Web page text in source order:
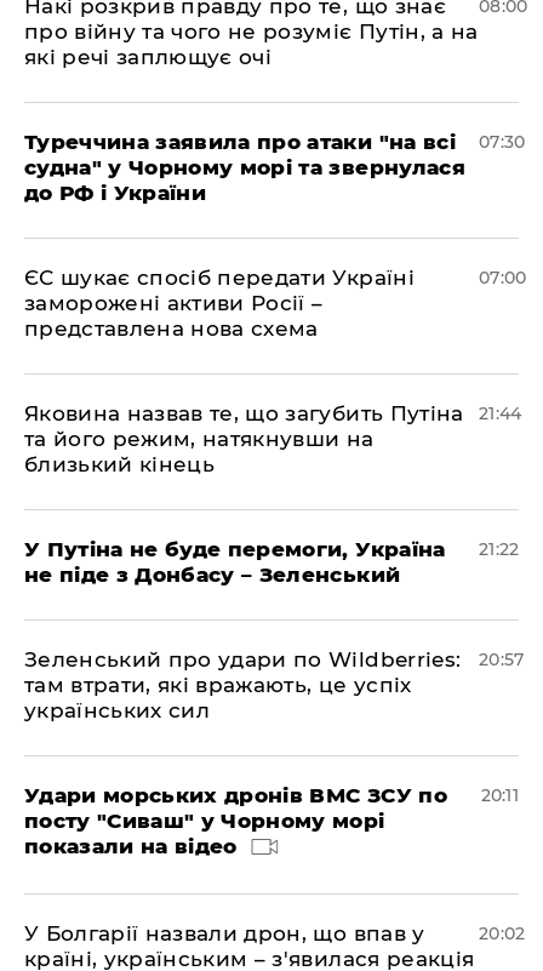
Накі розкрив правду про те, що знає
про війну та чого не розуміє Путін, а на
які речі заплющує очі
08:00
Туреччина заявила про атаки "на всі
судна" у Чорному морі та звернулася
до РФ і України
07:30
ЄС шукає спосіб передати Україні
заморожені активи Росії –
представлена ​​нова схема
07:00
Яковина назвав те, що загубить Путіна
та його режим, натякнувши на
близький кінець
21:44
У Путіна не буде перемоги, Україна
не піде з Донбасу – Зеленський
21:22
Зеленський про удари по Wildberries:
там втрати, які вражають, це успіх
українських сил
20:57
Удари морських дронів ВМС ЗСУ по
посту "Сиваш" у Чорному морі
показали на відео
20:11
У Болгарії назвали дрон, що впав у
країні, українським – з'явилася реакція
20:02